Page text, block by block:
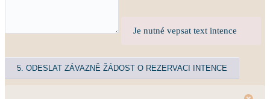
Je nutné vepsat text intence